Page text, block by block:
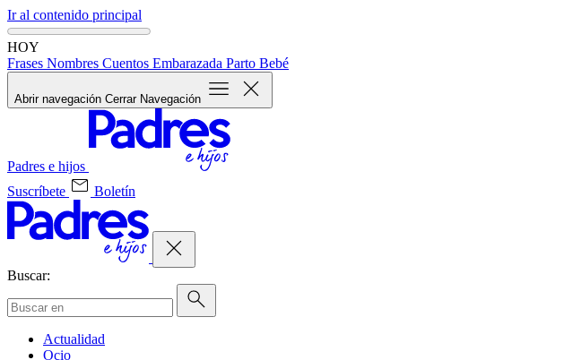
Ir al contenido principal
HOY
Frases Nombres Cuentos Embarazada Parto Bebé
Abrir navegación Cerrar Navegación
Padres e hijos
Suscríbete
Boletín
Buscar:
Actualidad
Ocio